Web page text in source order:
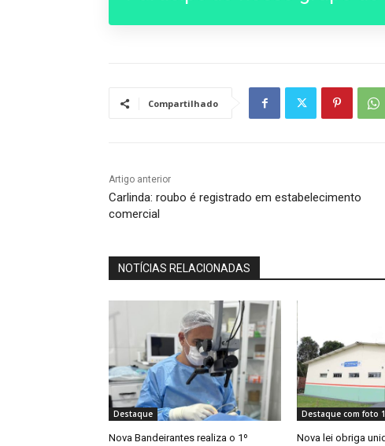
Compartilhado
Artigo anterior
Carlinda: roubo é registrado em estabelecimento
comercial
NOTÍCIAS RELACIONADAS
Destaque
Nova Bandeirantes realiza o 1º
Destaque com foto 1
Nova lei obriga